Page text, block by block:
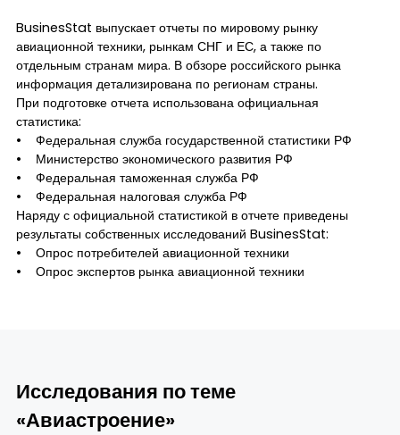
BusinesStat выпускает отчеты по мировому рынку
авиационной техники, рынкам СНГ и ЕС, а также по
отдельным странам мира. В обзоре российского рынка
информация детализирована по регионам страны.
При подготовке отчета использована официальная
статистика:
• Федеральная служба государственной статистики РФ
• Министерство экономического развития РФ
• Федеральная таможенная служба РФ
• Федеральная налоговая служба РФ
Наряду с официальной статистикой в отчете приведены
результаты собственных исследований BusinesStat:
• Опрос потребителей авиационной техники
• Опрос экспертов рынка авиационной техники
Исследования по теме
«Авиастроение»